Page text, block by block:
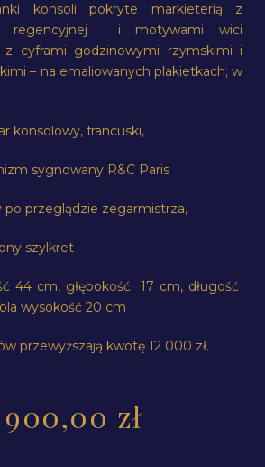
konsoli pokryte markieterią z
regencyjnej i motywami wici
z cyframi godzinowymi rzymskimi i
– na emaliowanych plakietkach; w
konsolowy, francuski,
sygnowany R&C Paris
po przeglądzie zegarmistrza,
szylkret
44 cm, głębokość 17 cm, długość
wysokość 20 cm
przewyższają kwotę 12 000 zł.
900,00 zł